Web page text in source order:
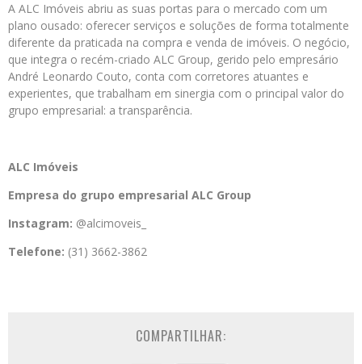
A ALC Imóveis abriu as suas portas para o mercado com um
plano ousado: oferecer serviços e soluções de forma totalmente
diferente da praticada na compra e venda de imóveis. O negócio,
que integra o recém-criado ALC Group, gerido pelo empresário
André Leonardo Couto, conta com corretores atuantes e
experientes, que trabalham em sinergia com o principal valor do
grupo empresarial: a transparência.
ALC Imóveis
Empresa do grupo empresarial ALC Group
Instagram: @alcimoveis_
Telefone: (31) 3662-3862
COMPARTILHAR: